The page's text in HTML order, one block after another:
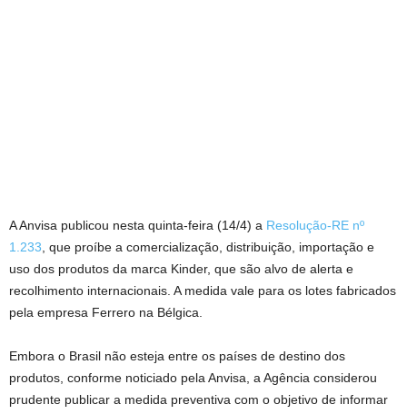
A Anvisa publicou nesta quinta-feira (14/4) a Resolução-RE nº
1.233, que proíbe a comercialização, distribuição, importação e
uso dos produtos da marca Kinder, que são alvo de alerta e
recolhimento internacionais. A medida vale para os lotes fabricados
pela empresa Ferrero na Bélgica.
Embora o Brasil não esteja entre os países de destino dos
produtos, conforme noticiado pela Anvisa, a Agência considerou
prudente publicar a medida preventiva com o objetivo de informar